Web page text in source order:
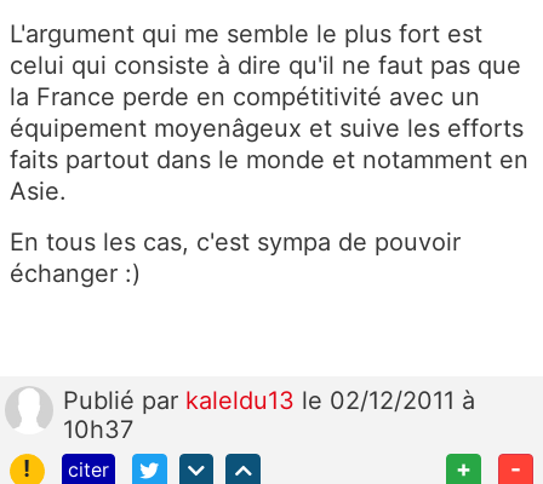
L'argument qui me semble le plus fort est
celui qui consiste à dire qu'il ne faut pas que
la France perde en compétitivité avec un
équipement moyenâgeux et suive les efforts
faits partout dans le monde et notamment en
Asie.
En tous les cas, c'est sympa de pouvoir
échanger :)
Publié par kaleldu13 le 02/12/2011 à
10h37
!
citer + -